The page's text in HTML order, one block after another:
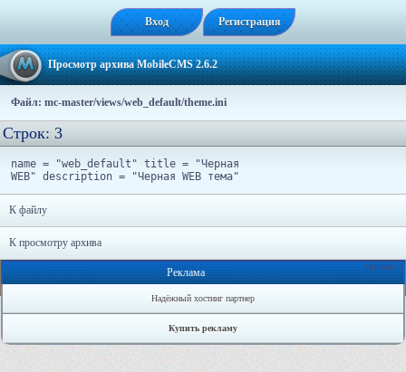
Вход Регистрация
Просмотр архива MobileCMS 2.6.2
Файл: mc-master/views/web_default/theme.ini
Строк: 3
name = "web_default" title = "Черная
WEB" description = "Черная WEB тема"
К файлу
К просмотру архива
Онлайн: 2
Реклама
Надёжный хостинг партнер
Купить рекламу